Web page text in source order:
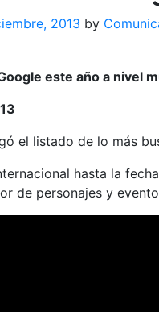
2013 by
este año a nivel
el listado de lo más
hasta la
de personajes y